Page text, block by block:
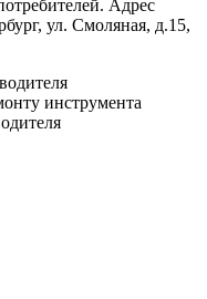
Адрес
ул. Смоляная, д.15,
инструмента